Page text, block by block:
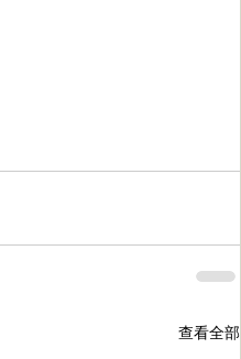
查看全部